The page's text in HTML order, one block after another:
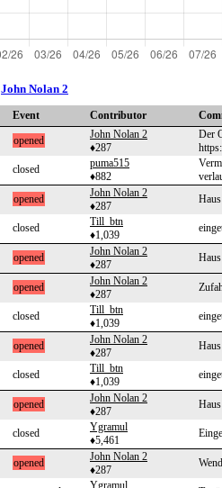
John Nolan 2
Event Contributor
opened
John Nolan 2
♦287
Der
closed
puma515
♦882
opened
John Nolan 2
♦287
closed
Till_btn
♦1,039
opened
John Nolan 2
♦287
opened
John Nolan 2
♦287
closed
Till_btn
♦1,039
opened
John Nolan 2
♦287
closed
Till_btn
♦1,039
opened
John Nolan 2
♦287
closed
Ygramul
♦5,461
opened
John Nolan 2
♦287
Ygramul